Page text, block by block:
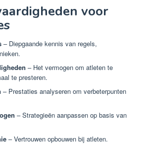
voor
– Diepgaande kennis van regels,
– Het vermogen om atleten te
te presteren.
– Prestaties analyseren om verbeterpunten
– Strategieën aanpassen op basis van
– Vertrouwen opbouwen bij atleten.